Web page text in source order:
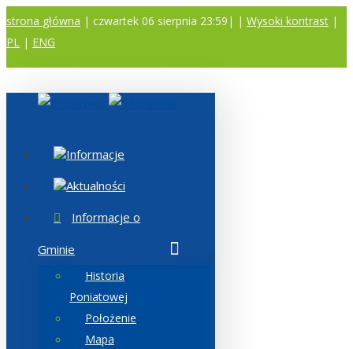
strona główna | czwartek 06 sierpnia 23:59| | Wysoki kontrast |
PL | ENG
Informacje
Aktualności
Informacje o
Gminie
Historia
Poniatowej
Położenie
Mapa